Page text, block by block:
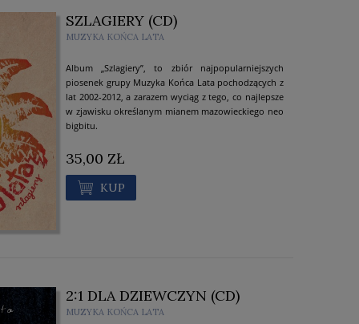
SZLAGIERY (CD)
MUZYKA KOŃCA LATA
Album „Szlagiery”, to zbiór najpopularniejszych
piosenek grupy Muzyka Końca Lata pochodzących z
lat 2002-2012, a zarazem wyciąg z tego, co najlepsze
w zjawisku określanym mianem mazowieckiego neo
bigbitu.
35,00 ZŁ
KUP
2:1 DLA DZIEWCZYN (CD)
MUZYKA KOŃCA LATA